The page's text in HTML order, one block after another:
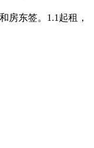
房东签。1.1起租，